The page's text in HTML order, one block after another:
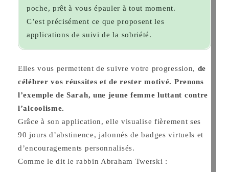
poche, prêt à vous épauler à tout moment.
C’est précisément ce que proposent les
applications de suivi de la sobriété.
Elles vous permettent de suivre votre progression, de
célébrer vos réussites et de rester motivé. Prenons
l’exemple de Sarah, une jeune femme luttant contre
l’alcoolisme.
Grâce à son application, elle visualise fièrement ses
90 jours d’abstinence, jalonnés de badges virtuels et
d’encouragements personnalisés.
Comme le dit le rabbin Abraham Twerski :